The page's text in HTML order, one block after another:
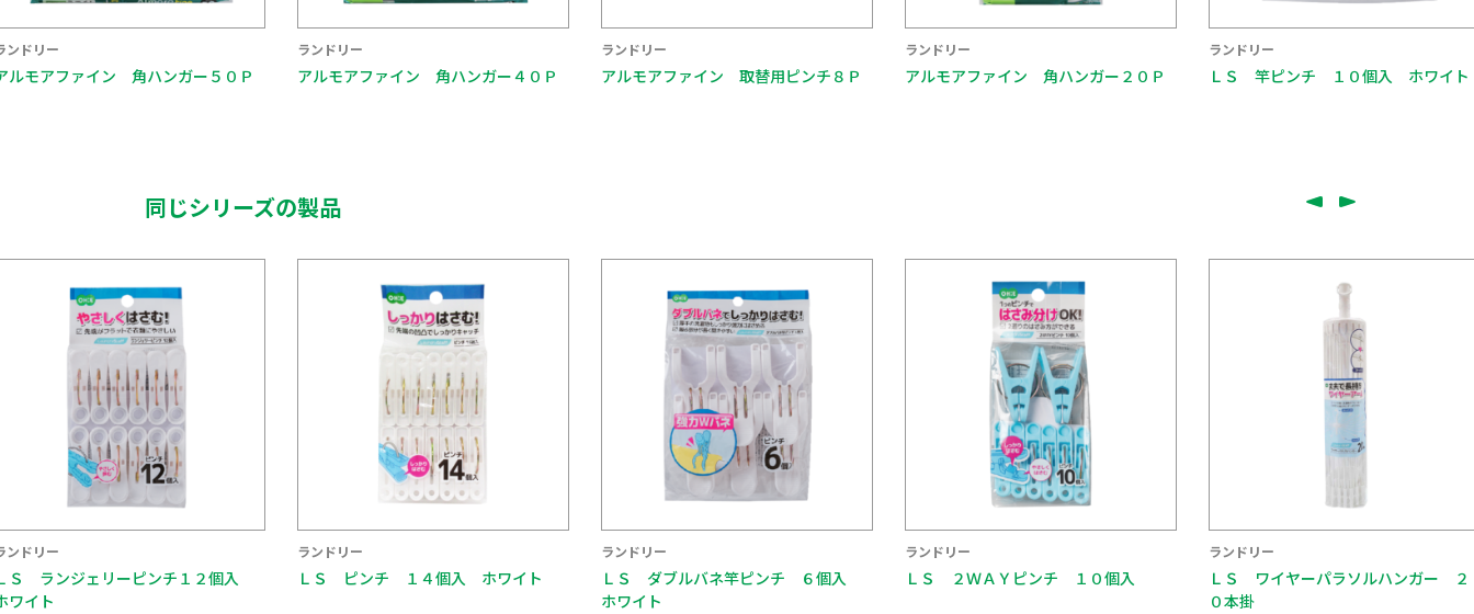
ンドリー
ルモアファイン 角ハンガー５０Ｐ
ランドリー
アルモアファイン 角ハンガー４０Ｐ
ランドリー
アルモアファイン 取替用ピンチ８Ｐ
ランドリー
アルモアファイン 角ハンガー２０Ｐ
ランドリー
ＬＳ 竿ピンチ １０個入 ホワイト
同じシリーズの製品
ンドリー
Ｓ ランジェリーピンチ１２個入
ワイト
ランドリー
ＬＳ ピンチ １４個入 ホワイト
ランドリー
ＬＳ ダブルバネ竿ピンチ ６個入
ホワイト
ランドリー
ＬＳ ２ＷＡＹピンチ １０個入
ランドリー
ＬＳ ワイヤーパラソルハンガー ２
０本掛